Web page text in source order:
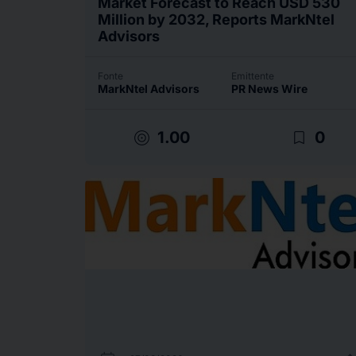
Million by 2032, Reports MarkNtel
Advisors
Fonte
MarkNtel Advisors
Emittente
PR News Wire
target 1.00 bookmark_border 0